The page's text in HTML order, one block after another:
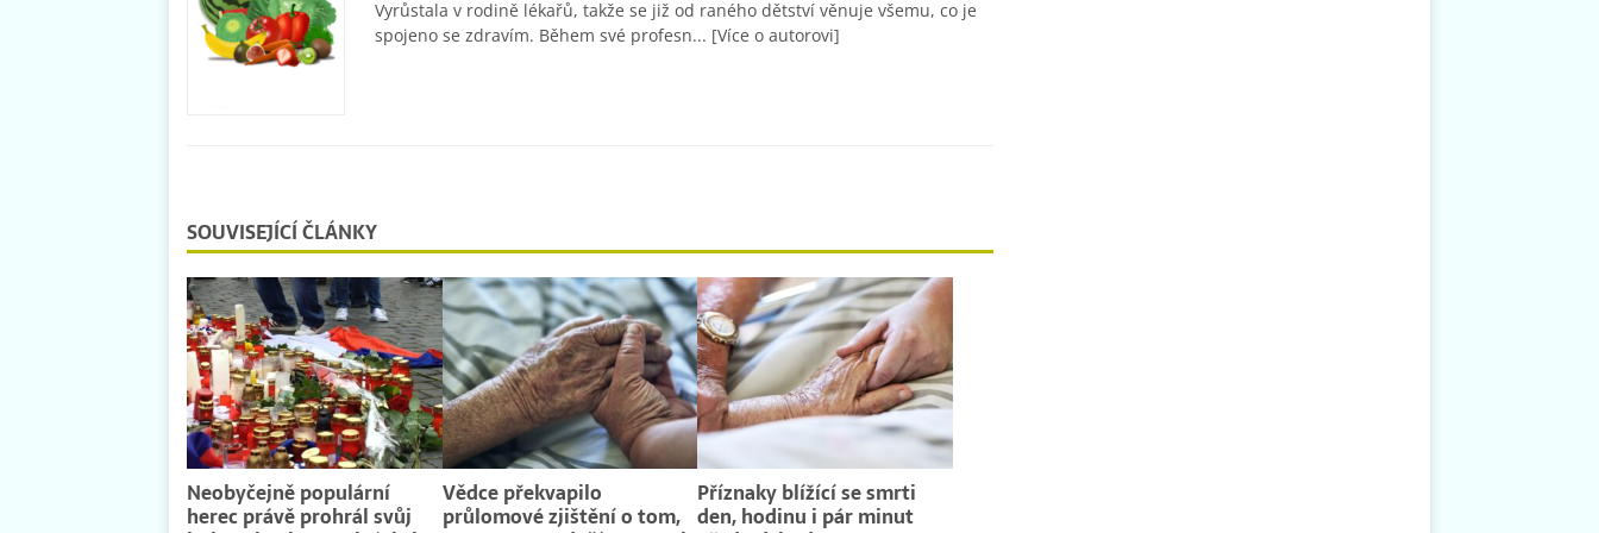
Vyrůstala v rodině lékařů, takže se již od raného dětství věnuje všemu, co je
spojeno se zdravím. Během své profesn... [Více o autorovi]
SOUVISEJÍCÍ ČLÁNKY
Neobyčejně populární
herec právě prohrál svůj
Vědce překvapilo
průlomové zjištění o tom,
Příznaky blížící se smrti
den, hodinu i pár minut